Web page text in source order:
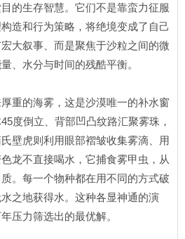
的生存智慧。它们不是靠蛮力征服
造和行为策略，将绝境变成了自己
大叙事、而是聚焦于沙粒之间的微
、水分与时间的残酷平衡。
重的海雾，这是沙漠唯一的补水窗
度倒立、背部凹凸纹路汇聚雾珠，
壁虎则利用眼部褶皱收集雾滴、用
龙不直接喝水，它捕食雾甲虫，从
。每一个物种都在用不同的方式破
之地获得水。这种各显神通的演
压力筛选出的最优解。